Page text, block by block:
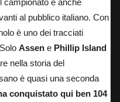
al pubblico italiano. Con
è uno dei tracciati
Assen e Phillip Island
nella storia del
è quasi una seconda
conquistato qui ben 104